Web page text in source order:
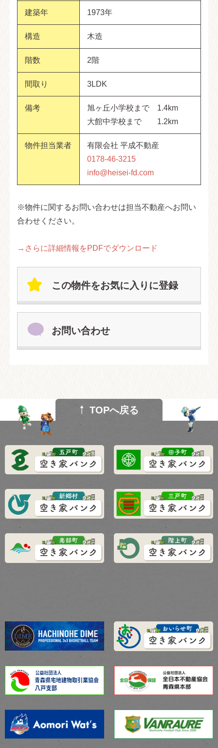
建築年 1973年
構造 木造
階数 2階
間取り 3LDK
備考
旭ヶ丘小学校まで 1.4km
大館中学校まで 1.2km
物件担当業者
有限会社 平成不動産
0178-46-3215
info@heisei-fd.com
※物件に関するお問い合わせは担当不動産へお問い
合わせください。
→さらに詳細情報をPDFでダウンロード
この物件をお気に入りに登録
お問い合わせ
TOPへ戻る